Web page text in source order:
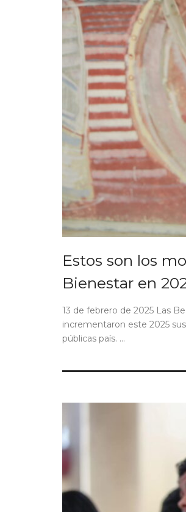
Estos son los
Bienestar en
13 de febrero de 2025 Las
incrementaron este 2025
públicas país. ...